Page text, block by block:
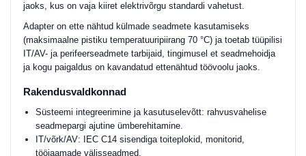
jaoks, kus on vaja kiiret elektrivõrgu standardi vahetust.
Adapter on ette nähtud külmade seadmete kasutamiseks
(maksimaalne pistiku temperatuuripiirang 70 °C) ja toetab tüüpilisi
IT/AV- ja perifeerseadmete tarbijaid, tingimusel et seadmehoidja
ja kogu paigaldus on kavandatud ettenähtud töövoolu jaoks.
Rakendusvaldkonnad
Süsteemi integreerimine ja kasutuselevõtt: rahvusvahelise
seadmepargi ajutine ümberehitamine.
IT/võrk/AV: IEC C14 sisendiga toiteplokid, monitorid,
tööjaamade välisseadmed.